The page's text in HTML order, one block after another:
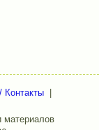
Контакты |
материалов